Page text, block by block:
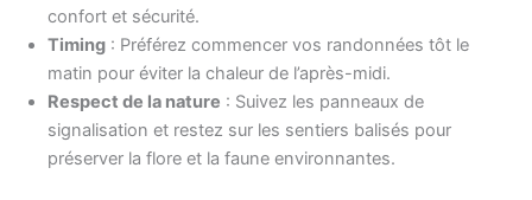
confort et sécurité.
Timing : Préférez commencer vos randonnées tôt le
matin pour éviter la chaleur de l’après-midi.
Respect de la nature : Suivez les panneaux de
signalisation et restez sur les sentiers balisés pour
préserver la flore et la faune environnantes.